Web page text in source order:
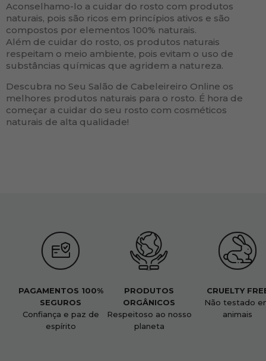
Aconselhamo-lo a cuidar do rosto com produtos
naturais, pois são ricos em princípios ativos e são
compostos por elementos 100% naturais.
Além de cuidar do rosto, os produtos naturais
respeitam o meio ambiente, pois evitam o uso de
substâncias químicas que agridem a natureza.
Descubra no Seu Salão de Cabeleireiro Online os
melhores produtos naturais para o rosto. É hora de
começar a cuidar do seu rosto com cosméticos
naturais de alta qualidade!
PAGAMENTOS 100%
SEGUROS
Confiança e paz de
espírito
PRODUTOS
ORGÂNICOS
Respeitoso ao nosso
planeta
CRUELTY
Não testado
animais